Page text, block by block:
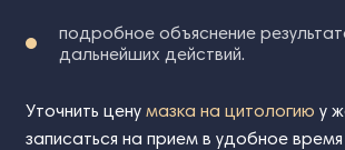
подробное объяснение
дальнейших действий.
Уточнить ценумазка на цитологию у
записаться на прием в удобное